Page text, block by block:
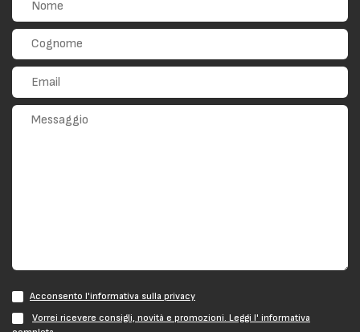
Acconsento l'informativa sulla privacy
Vorrei ricevere consigli, novità e promozioni. Leggi l' informativa